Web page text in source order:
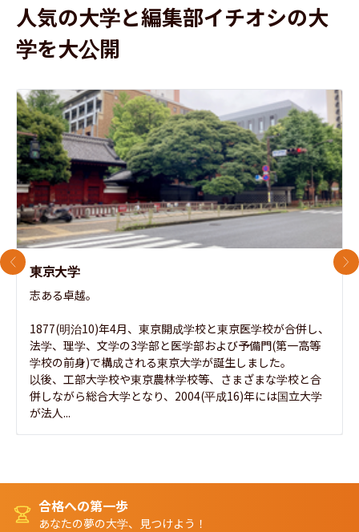
人気の大学と編集部イチオシの大
学を大公開
東京大学
志ある卓越。
1877(明治10)年4月、東京開成学校と東京医学校が合併し、
法学、理学、文学の3学部と医学部および予備門(第一高等
学校の前身)で構成される東京大学が誕生しました。
以後、工部大学校や東京農林学校等、さまざまな学校と合
併しながら総合大学となり、2004(平成16)年には国立大学
が法人...
前のスライド 次
合格への第一歩
あなたの夢の大学、見つけよう！